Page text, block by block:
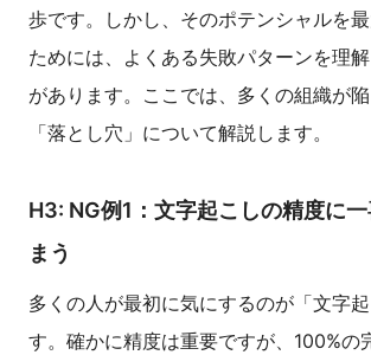
歩です。しかし、そのポテンシャルを
ためには、よくある失敗パターンを理
があります。ここでは、多くの組織が
「落とし穴」について解説します。
H3: NG例1：文字起こしの精度に
まう
多くの人が最初に気にするのが「文字
す。確かに精度は重要ですが、100%の